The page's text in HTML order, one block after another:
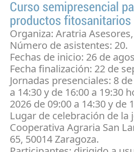
Curso semipresencial
productos
Organiza: Aratria Asesores,
Número de asistentes: 20.
Fechas de inicio: 26 de
Fecha finalización: 22 de
Jornadas presenciales: 8
a 14:30 y de 16:00 a 19:30
2026 de 09:00 a 14:30 y de
Lugar de celebración de la
Cooperativa Agraria San
65, 50014 Zaragoza.